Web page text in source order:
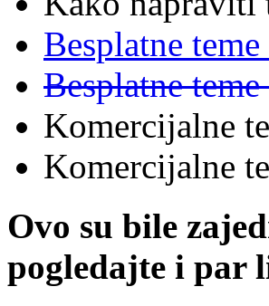
Besplatne
Besplatne
Komercijalne
Komercijalne
Ovo su bile
pogledajte i par